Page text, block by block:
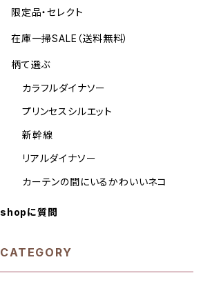
限定品・セレクト
在庫一掃SALE（送料無料）
柄て選ぶ
カラフルダイナソー
プリンセスシルエット
新幹線
リアルダイナソー
カーテンの間にいるかわいいネコ
shopに質問
CATEGORY